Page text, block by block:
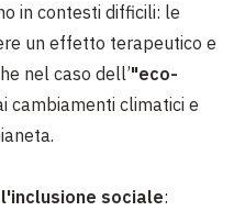
in contesti difficili: le
un effetto terapeutico e
nel caso dell’"eco-
cambiamenti climatici e
l'inclusione sociale: